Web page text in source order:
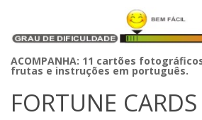
ACOMPANHA: 11 cartões
frutas e instruções em português.
FORTUNE CARDS